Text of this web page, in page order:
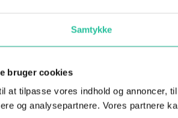
Samtykke
bruger cookies
at tilpasse vores indhold og annoncer,
og analysepartnere. Vores partnere